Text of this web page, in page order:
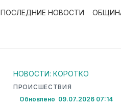
ПОСЛЕДНИЕ НОВОСТИ
НОВОСТИ: КОРОТКО
ПРОИСШЕСТВИЯ
Обновлено 09.07.2026 07:14